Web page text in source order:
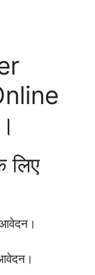
लिए